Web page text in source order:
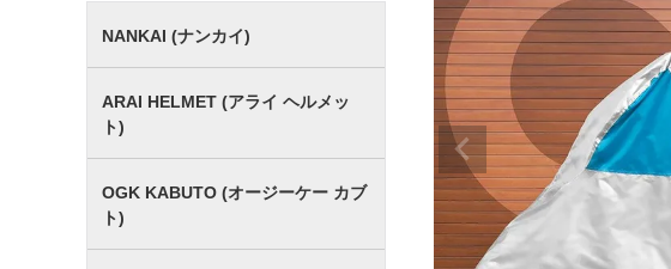
NANKAI (ナンカイ)
ARAI HELMET (アライ ヘルメッ
ト)
OGK KABUTO (オージーケー カブ
ト)